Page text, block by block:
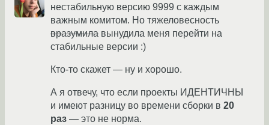
нестабильную версию 9999 с каждым
важным комитом. Но тяжеловесность
вразумила вынудила меня перейти на
стабильные версии :)
Кто-то скажет — ну и хорошо.
А я отвечу, что если проекты ИДЕНТИЧНЫ
и имеют разницу во времени сборки в 20
раз — это не норма.